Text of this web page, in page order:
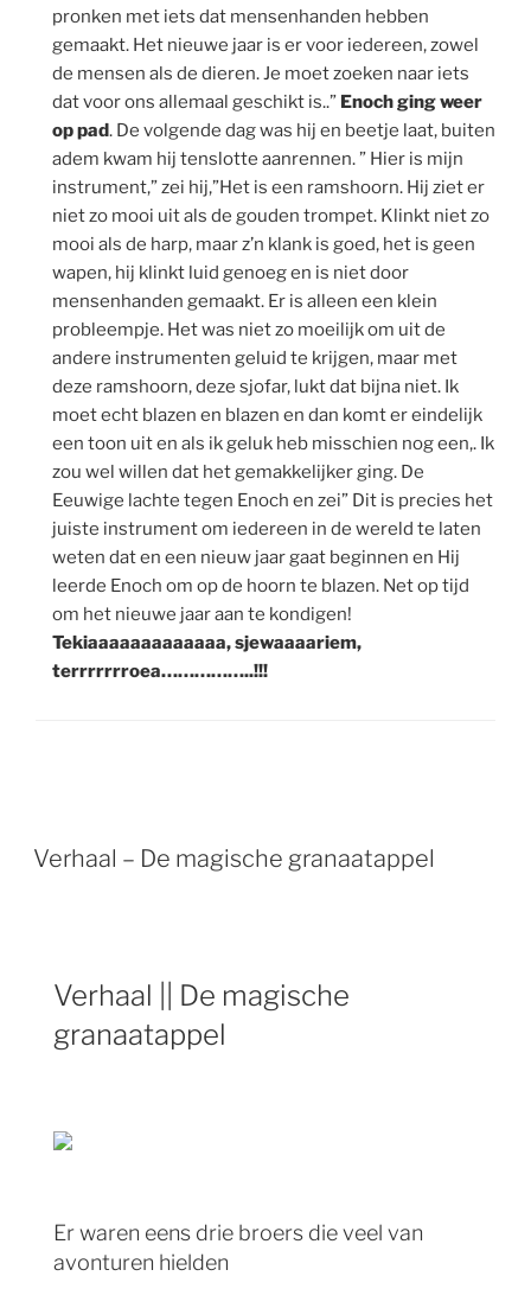
pronken met iets dat mensenhanden hebben
gemaakt. Het nieuwe jaar is er voor iedereen, zowel
de mensen als de dieren. Je moet zoeken naar iets
dat voor ons allemaal geschikt is..” Enoch ging weer
op pad. De volgende dag was hij en beetje laat, buiten
adem kwam hij tenslotte aanrennen. ” Hier is mijn
instrument,” zei hij,”Het is een ramshoorn. Hij ziet er
niet zo mooi uit als de gouden trompet. Klinkt niet zo
mooi als de harp, maar z’n klank is goed, het is geen
wapen, hij klinkt luid genoeg en is niet door
mensenhanden gemaakt. Er is alleen een klein
probleempje. Het was niet zo moeilijk om uit de
andere instrumenten geluid te krijgen, maar met
deze ramshoorn, deze sjofar, lukt dat bijna niet. Ik
moet echt blazen en blazen en dan komt er eindelijk
een toon uit en als ik geluk heb misschien nog een,. Ik
zou wel willen dat het gemakkelijker ging. De
Eeuwige lachte tegen Enoch en zei” Dit is precies het
juiste instrument om iedereen in de wereld te laten
weten dat en een nieuw jaar gaat beginnen en Hij
leerde Enoch om op de hoorn te blazen. Net op tijd
om het nieuwe jaar aan te kondigen!
Tekiaaaaaaaaaaaaa, sjewaaaariem,
terrrrrrroea……………..!!!
Verhaal – De magische granaatappel
Verhaal || De magische
granaatappel
Er waren eens drie broers die veel van
avonturen hielden